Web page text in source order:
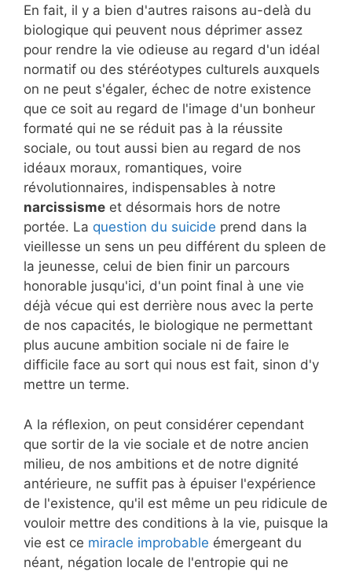
En fait, il y a bien d'autres raisons au-delà du
biologique qui peuvent nous déprimer assez
pour rendre la vie odieuse au regard d'un idéal
normatif ou des stéréotypes culturels auxquels
on ne peut s'égaler, échec de notre existence
que ce soit au regard de l'image d'un bonheur
formaté qui ne se réduit pas à la réussite
sociale, ou tout aussi bien au regard de nos
idéaux moraux, romantiques, voire
révolutionnaires, indispensables à notre
narcissisme et désormais hors de notre
portée. La question du suicide prend dans la
vieillesse un sens un peu différent du spleen de
la jeunesse, celui de bien finir un parcours
honorable jusqu'ici, d'un point final à une vie
déjà vécue qui est derrière nous avec la perte
de nos capacités, le biologique ne permettant
plus aucune ambition sociale ni de faire le
difficile face au sort qui nous est fait, sinon d'y
mettre un terme.
A la réflexion, on peut considérer cependant
que sortir de la vie sociale et de notre ancien
milieu, de nos ambitions et de notre dignité
antérieure, ne suffit pas à épuiser l'expérience
de l'existence, qu'il est même un peu ridicule de
vouloir mettre des conditions à la vie, puisque la
vie est ce miracle improbable émergeant du
néant, négation locale de l'entropie qui ne